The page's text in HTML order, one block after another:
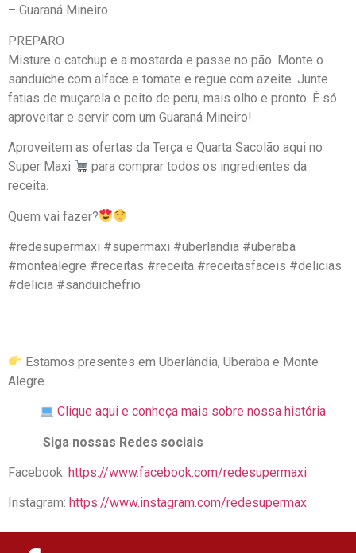
– Guaraná Mineiro
PREPARO
Misture o catchup e a mostarda e passe no pão. Monte o
sanduíche com alface e tomate e regue com azeite. Junte
fatias de muçarela e peito de peru, mais olho e pronto. É só
aproveitar e servir com um Guaraná Mineiro!
Aproveitem as ofertas da Terça e Quarta Sacolão aqui no
Super Maxi
para comprar todos os ingredientes da
receita.
Quem vai fazer?
#redesupermaxi #supermaxi #uberlandia #uberaba
#montealegre #receitas #receita #receitasfaceis #delicias
#delicia #sanduichefrio
Estamos presentes em Uberlândia, Uberaba e Monte
Alegre.
Clique aqui e conheça mais sobre nossa história
Siga nossas Redes sociais
Facebook: https://www.facebook.com/redesupermaxi
Instagram: https://www.instagram.com/redesupermax